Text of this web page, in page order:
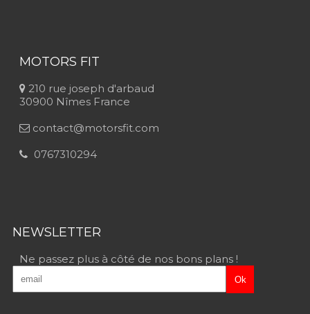
MOTORS FIT
210 rue joseph d'arbaud
30900 Nîmes France
contact@motorsfit.com
0767310294
NEWSLETTER
Ne passez plus à côté de nos bons plans !